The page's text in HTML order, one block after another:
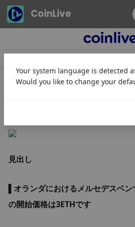
CoinLive
デイリーダイジェスト
見出し
▌オランダにおけるメルセデスベ
の開始価格は3ETHです
Your system language is detected
Would you like to change your